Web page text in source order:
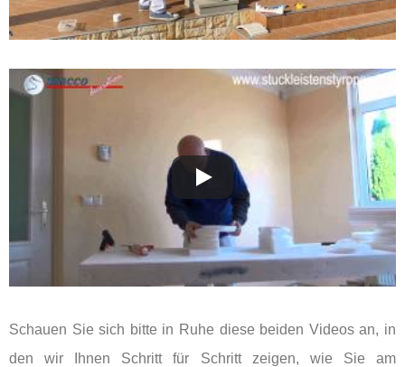
Schauen Sie sich bitte in Ruhe diese beiden Videos an, in
den wir Ihnen Schritt für Schritt zeigen, wie Sie am